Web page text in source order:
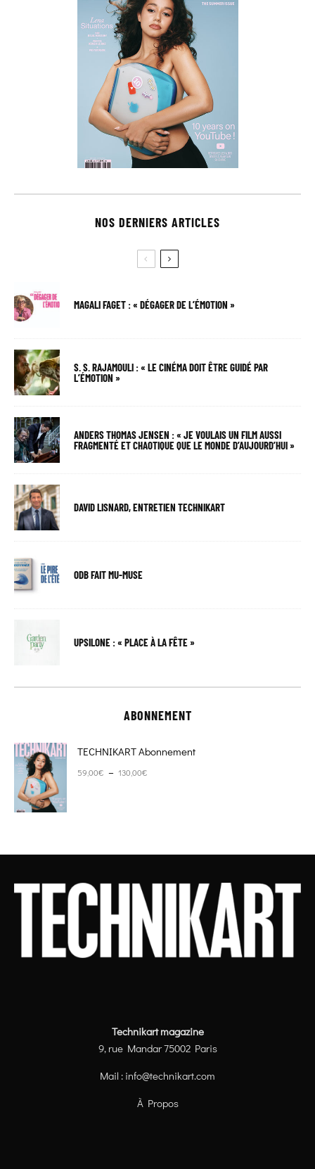
NOS DERNIERS ARTICLES
MAGALI FAGET : « DÉGAGER DE L’ÉMOTION »
S. S. RAJAMOULI : « LE CINÉMA DOIT ÊTRE GUIDÉ PAR
L’ÉMOTION »
ANDERS THOMAS JENSEN : « JE VOULAIS UN FILM AUSSI
FRAGMENTÉ ET CHAOTIQUE QUE LE MONDE D’AUJOURD’HUI »
DAVID LISNARD, ENTRETIEN TECHNIKART
ODB FAIT MU-MUSE
UPSILONE : « PLACE À LA FÊTE »
ABONNEMENT
TECHNIKART Abonnement
59,00€ – 130,00€
Technikart magazine
9, rue Mandar 75002 Paris
Mail : info@technikart.com
À Propos